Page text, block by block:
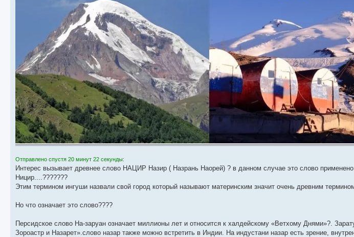
Отправлено спустя 20 минут 22 секунды:
Интерес вызывает древнее слово НАЦИР Назир ( Назрань Наорей) ? в данном случае это слово
Ницир....???????
Этим термином ингуши назвали свой город который называют материнским значит очень древним
Но что означает это слово????
Персидское слово На-заруан означает миллионы лет и относится к халдейскому «Ветхому Днями»?.
Зороастр и Назарет».слово назар также можно встретить в Индии. На индустани назар есть зрение,